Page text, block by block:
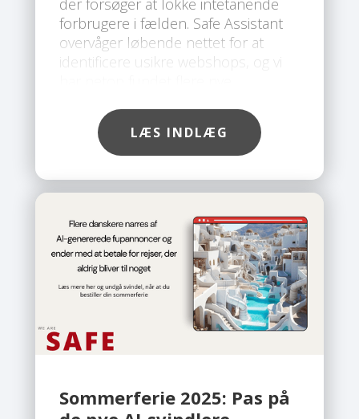
der forsøger at lokke intetanende
forbrugere i fælden. Safe Assistant
overvåger løbende nettet for at
identificere usikre webshops, og vi
LÆS INDLÆG
Sommerferie 2025: Pas på